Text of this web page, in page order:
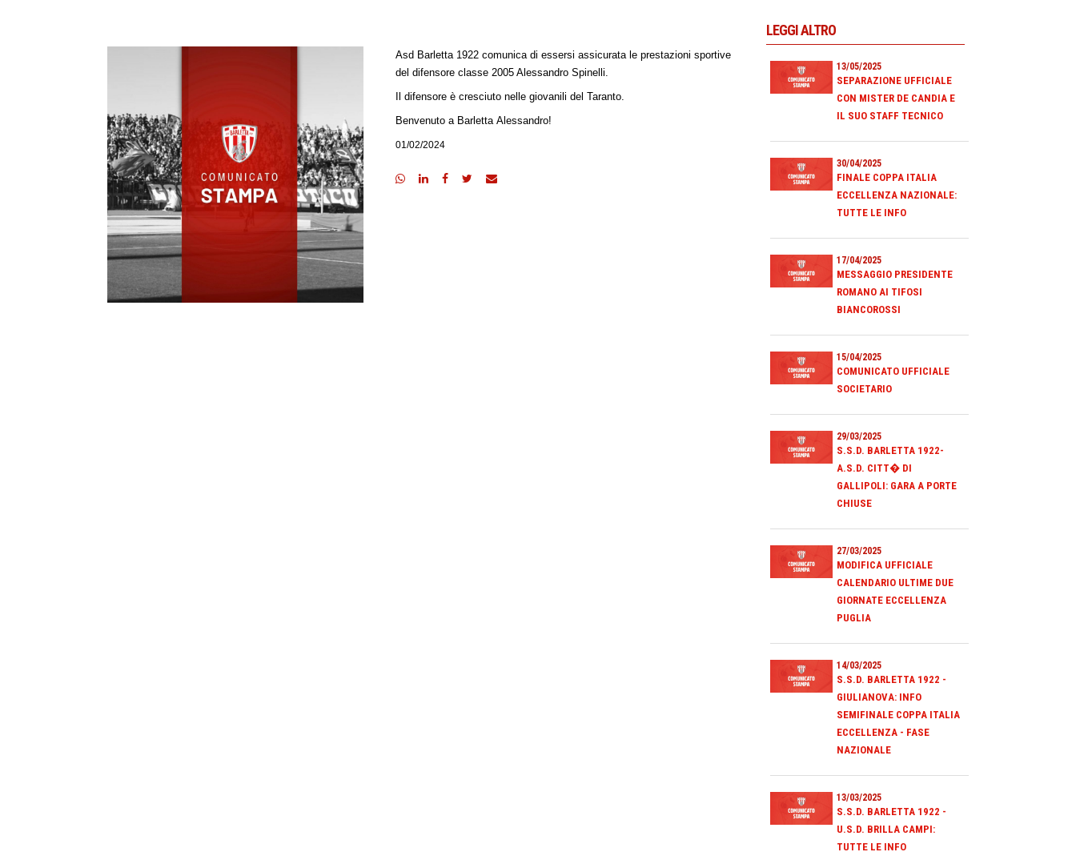
Asd Barletta 1922 comunica di essersi assicurata le prestazioni sportive
del difensore classe 2005 Alessandro Spinelli.
Il difensore è cresciuto nelle giovanili del Taranto.
Benvenuto a Barletta Alessandro!
01/02/2024
LEGGI ALTRO
13/05/2025
SEPARAZIONE UFFICIALE
CON MISTER DE CANDIA E
IL SUO STAFF TECNICO
30/04/2025
FINALE COPPA ITALIA
ECCELLENZA NAZIONALE:
TUTTE LE INFO
17/04/2025
MESSAGGIO PRESIDENTE
ROMANO AI TIFOSI
BIANCOROSSI
15/04/2025
COMUNICATO UFFICIALE
SOCIETARIO
29/03/2025
S.S.D. BARLETTA 1922-
A.S.D. CITT� DI
GALLIPOLI: GARA A PORTE
CHIUSE
27/03/2025
MODIFICA UFFICIALE
CALENDARIO ULTIME DUE
GIORNATE ECCELLENZA
PUGLIA
14/03/2025
S.S.D. BARLETTA 1922 -
GIULIANOVA: INFO
SEMIFINALE COPPA ITALIA
ECCELLENZA - FASE
NAZIONALE
13/03/2025
S.S.D. BARLETTA 1922 -
U.S.D. BRILLA CAMPI:
TUTTE LE INFO